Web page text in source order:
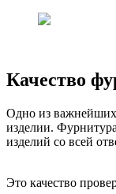
Качество
Одно из
изделии.
изделий со всей
Это качество